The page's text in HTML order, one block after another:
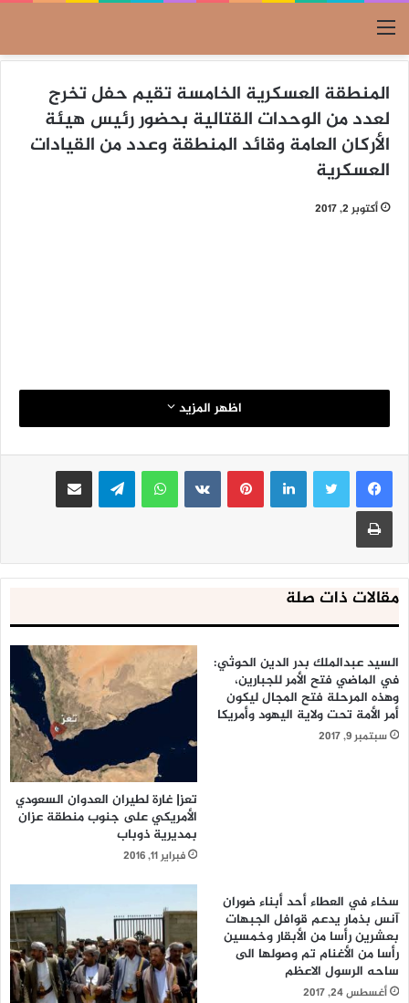
القائمة
المنطقة العسكرية الخامسة تقيم حفل تخرج
لعدد من الوحدات القتالية بحضور رئيس هيئة
الأركان العامة وقائد المنطقة وعدد من القيادات
العسكرية
أكتوبر 2, 2017
اظهر المزيد
لينكدإنبينتيريست واتساب تيلقرام مشاركة عبر البريد
طباعة
مقالات ذات صلة
السيد عبدالملك بدر الدين الحوثي:
في الماضي فتح الأمر للجبارين،
وهذه المرحلة فتح المجال ليكون
أمر الأمة تحت ولاية اليهود وأمريكا
سبتمبر 9, 2017
تعز| غارة لطيران العدوان السعودي
الأمريكي على جنوب منطقة عزان
بمديرية ذوباب
فبراير 11, 2016
سخاء في العطاء أحد أبناء ضوران
آنس بذمار يدعم قوافل الجبهات
بعشرين رأسا من الأبقار وخمسين
رأسا من الأغنام تم وصولها الى
ساحه الرسول الاعظم
أغسطس 24, 2017